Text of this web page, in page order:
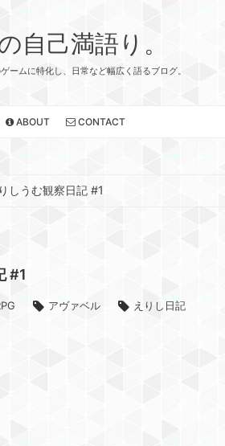
自己満語り。
ームに特化し、日常など幅広く語るブログ。
ABOUT CONTACT
しうむ観察日記 #1
#1
アヴァベル えりし日記